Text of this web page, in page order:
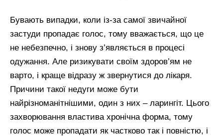
Бувають випадки, коли із-за самої звичайної
застуди пропадає голос, тому вважається, що це
не небезпечно, і знову з’являється в процесі
одужання. Але ризикувати своїм здоров’ям не
варто, і краще відразу ж звернутися до лікаря.
Причини такої недуги може бути
найрізноманітнішими, один з них – ларингіт. Цього
захворювання властива хронічна форма, тому
голос може пропадати як частково так і повністю, і